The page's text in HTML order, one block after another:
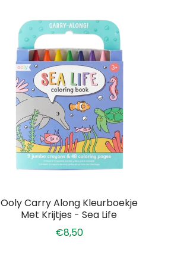
Ooly Carry Along Kleurboekje
Met Krijtjes - Sea Life
€8,50